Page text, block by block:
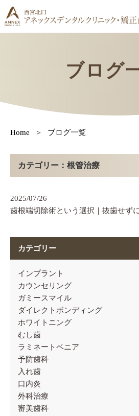
ブログ
Home ブログ一覧
カテゴリー：根管治療
2025/07/26
歯根端切除術という選択｜抜歯せず
カテゴリー
インプラント
カウンセリング
ガミースマイル
ダイレクトボンディング
ホワイトニング
むし歯
ラミネートベニア
予防歯科
入れ歯
口内炎
外科治療
審美歯科